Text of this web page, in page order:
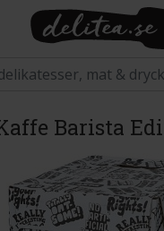
Barista